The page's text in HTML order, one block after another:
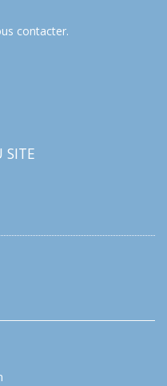
contacter.
SITE